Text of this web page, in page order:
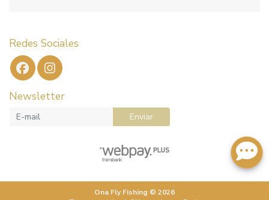
Redes Sociales
Newsletter
Enviar
Ona Fly Fishing © 2026